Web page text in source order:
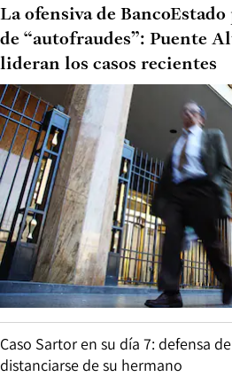
La ofensiva de
de “autofraudes”: Puente
lideran los casos recientes
Caso Sartor en su día 7: defensa
distanciarse de su hermano